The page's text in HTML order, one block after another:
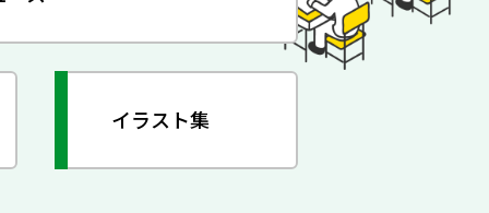
イラスト集